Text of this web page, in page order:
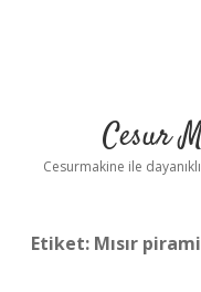
Cesur
Cesurmakine ile
Etiket: Mısır